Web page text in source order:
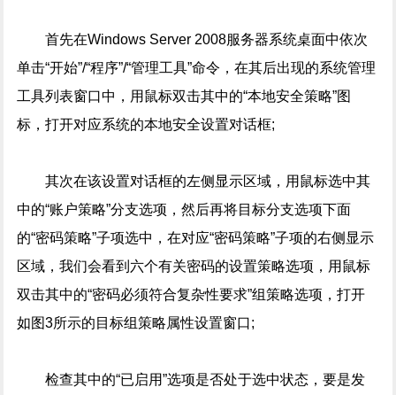
首先在Windows Server 2008服务器系统桌面中依次
单击“开始”/“程序”/“管理工具”命令，在其后出现的系统管理
工具列表窗口中，用鼠标双击其中的“本地安全策略”图
标，打开对应系统的本地安全设置对话框;
其次在该设置对话框的左侧显示区域，用鼠标选中其
中的“账户策略”分支选项，然后再将目标分支选项下面
的“密码策略”子项选中，在对应“密码策略”子项的右侧显示
区域，我们会看到六个有关密码的设置策略选项，用鼠标
双击其中的“密码必须符合复杂性要求”组策略选项，打开
如图3所示的目标组策略属性设置窗口;
检查其中的“已启用”选项是否处于选中状态，要是发